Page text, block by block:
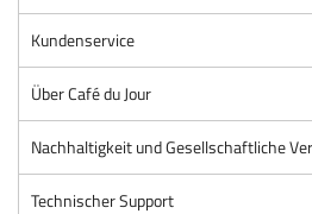
Kundenservice
Über Café du Jour
Nachhaltigkeit und Gesellschaftliche
Technischer Support